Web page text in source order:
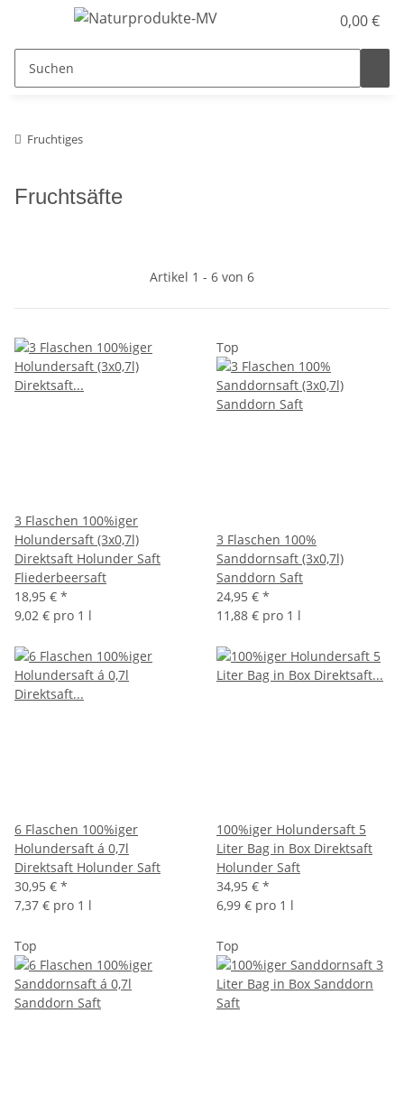
0,00 €
Fruchtiges
Fruchtsäfte
Artikel 1 - 6 von 6
3 Flaschen 100%iger
Holundersaft (3x0,7l)
Direktsaft Holunder Saft
Fliederbeersaft
18,95 € *
9,02 € pro 1 l
Top
3 Flaschen 100%
Sanddornsaft (3x0,7l)
Sanddorn Saft
24,95 € *
11,88 € pro 1 l
6 Flaschen 100%iger
Holundersaft á 0,7l
Direktsaft Holunder Saft
30,95 € *
7,37 € pro 1 l
100%iger Holundersaft 5
Liter Bag in Box Direktsaft
Holunder Saft
34,95 € *
6,99 € pro 1 l
Top Top